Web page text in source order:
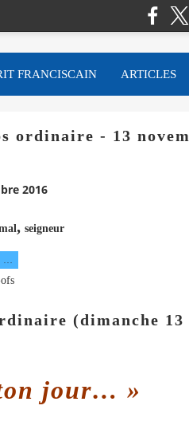
FRANCISCAIN ARTICLES
ordinaire - 13
2016
, seigneur
(dimanche 13
jour… »